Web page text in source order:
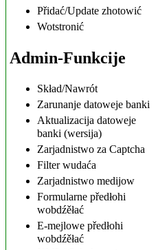
Přidać/Update zhotowić
Wotstronić
Admin-Funkcije
Skład/Nawrót
Zarunanje datoweje banki
Aktualizacija datoweje
banki (wersija)
Zarjadnistwo za Captcha
Filter wudaća
Zarjadnistwo medijow
Formularne předłohi
wobdźěłać
E-mejlowe předłohi
wobdźěłać